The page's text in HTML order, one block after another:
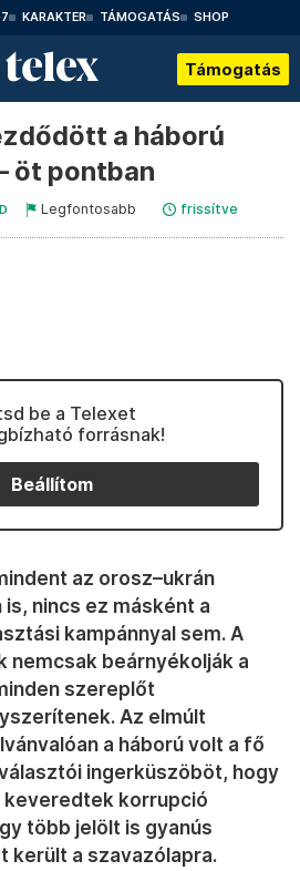
KARAKTER TÁMOGATÁS SHOP
Támogatás
a háború
öt pontban
Legfontosabb frissítve
be a Telexet
forrásnak!
Beállítom
az orosz–ukrán
nincs ez másként a
kampánnyal sem. A
nemcsak beárnyékolják a
szereplőt
Az elmúlt
a háború volt a fő
ingerküszöböt, hogy
keveredtek korrupció
több jelölt is gyanús
került a szavazólapra.